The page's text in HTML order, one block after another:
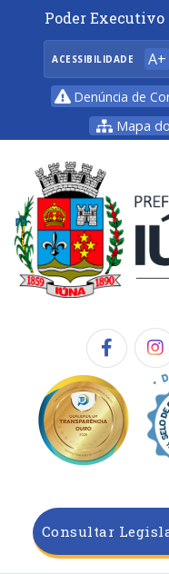
Poder
ACESSIBILIDADE A+
Denúncia de
Mapa
Consultar